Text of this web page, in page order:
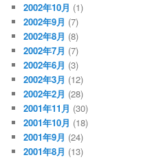
2002年10月 (1)
2002年9月 (7)
2002年8月 (8)
2002年7月 (7)
2002年6月 (3)
2002年3月 (12)
2002年2月 (28)
2001年11月 (30)
2001年10月 (18)
2001年9月 (24)
2001年8月 (13)